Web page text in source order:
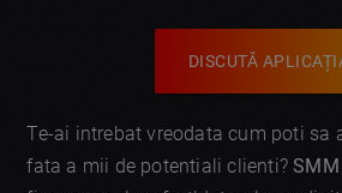
DISCUTĂ
Te-ai intrebat vreodata cum poti sa
fata a mii de potentiali clienti?